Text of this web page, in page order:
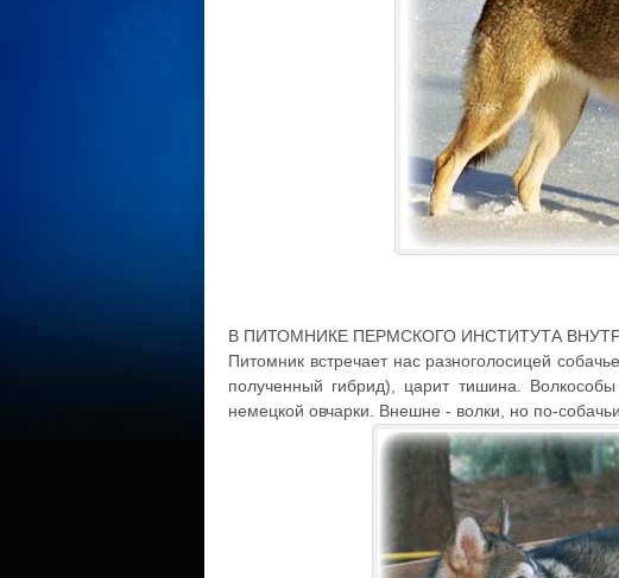
В ПИТОМНИКЕ ПЕРМСКОГО ИНСТИТУТА
Питомник встречает нас разноголосицей
полученный гибрид), царит тишина.
немецкой овчарки. Внешне - волки, но по-